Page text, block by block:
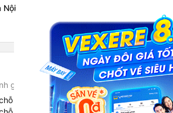
Nội
giá)
Xe
vào